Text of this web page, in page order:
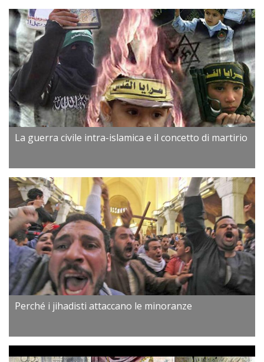
La guerra civile intra-islamica e il concetto di martirio
Perché i jihadisti attaccano le minoranze